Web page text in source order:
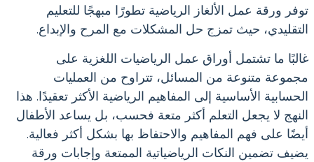
توفر ورقة عمل الألغاز الرياضية تطورًا مبهجًا للتعليم
التقليدي، حيث تمزج حل المشكلات مع المرح والإبداع.
غالبًا ما تشتمل أوراق عمل الرياضيات اللغزية على
مجموعة متنوعة من المسائل، تتراوح من العمليات
الحسابية الأساسية إلى المفاهيم الرياضية الأكثر تعقيدًا. هذا
النهج لا يجعل التعلم أكثر متعة فحسب، بل يساعد الأطفال
أيضًا على فهم المفاهيم والاحتفاظ بها بشكل أكثر فعالية.
يضيف تضمين النكات الرياضياتية الممتعة وإجابات ورقة